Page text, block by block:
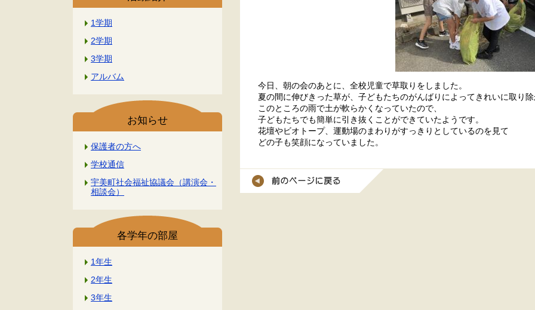
1学期
2学期
3学期
アルバム
お知らせ
保護者の方へ
学校通信
宇美町社会福祉協議会（講演会・
相談会）
各学年の部屋
1年生
2年生
3年生
今日、朝の会のあとに、全校児童で草取りをしました。
夏の間に伸びきった草が、子どもたちのがんばりによってきれいに取り
このところの雨で土が軟らかくなっていたので、
子どもたちでも簡単に引き抜くことができていたようです。
花壇やビオトープ、運動場のまわりがすっきりとしているのを見て
どの子も笑顔になっていました。